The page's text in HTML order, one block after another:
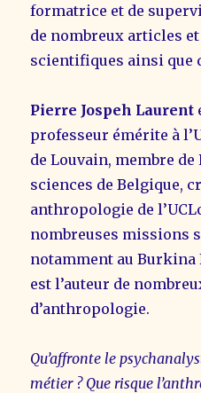
formatrice et de
de nombreux articles
scientifiques ainsi que
Pierre Jospeh Laurent
professeur émérite à
de Louvain, membre de
sciences de Belgique,
anthropologie de
nombreuses missions
notamment au Burkina
est l’auteur de
d’anthropologie.
Qu’affronte le
métier ? Que risque